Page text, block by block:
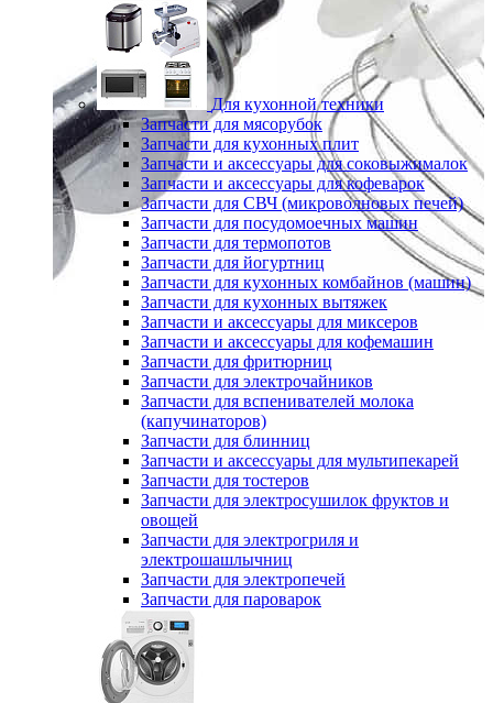
Для кухонной техники
Запчасти для мясорубок
Запчасти для кухонных плит
Запчасти и аксессуары для соковыжималок
Запчасти и аксессуары для кофеварок
Запчасти для СВЧ (микроволновых печей)
Запчасти для посудомоечных машин
Запчасти для термопотов
Запчасти для йогуртниц
Запчасти для кухонных комбайнов (машин)
Запчасти для кухонных вытяжек
Запчасти и аксессуары для миксеров
Запчасти и аксессуары для кофемашин
Запчасти для фритюрниц
Запчасти для электрочайников
Запчасти для вспенивателей молока
(капучинаторов)
Запчасти для блинниц
Запчасти и аксессуары для мультипекарей
Запчасти для тостеров
Запчасти для электросушилок фруктов и
овощей
Запчасти для электрогриля и
электрошашлычниц
Запчасти для электропечей
Запчасти для пароварок